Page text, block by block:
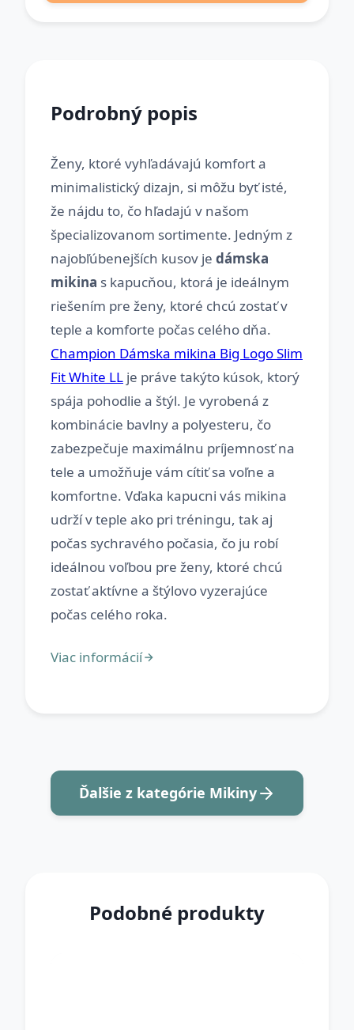
Podrobný popis
Ženy, ktoré vyhľadávajú komfort a
minimalistický dizajn, si môžu byť isté,
že nájdu to, čo hľadajú v našom
špecializovanom sortimente. Jedným z
najobľúbenejších kusov je dámska
mikina s kapucňou, ktorá je ideálnym
riešením pre ženy, ktoré chcú zostať v
teple a komforte počas celého dňa.
Champion Dámska mikina Big Logo Slim
Fit White LL je práve takýto kúsok, ktorý
spája pohodlie a štýl. Je vyrobená z
kombinácie bavlny a polyesteru, čo
zabezpečuje maximálnu príjemnosť na
tele a umožňuje vám cítiť sa voľne a
komfortne. Vďaka kapucni vás mikina
udrží v teple ako pri tréningu, tak aj
počas sychravého počasia, čo ju robí
ideálnou voľbou pre ženy, ktoré chcú
zostať aktívne a štýlovo vyzerajúce
Ďalšie z kategórie Mikiny
Podobné produkty